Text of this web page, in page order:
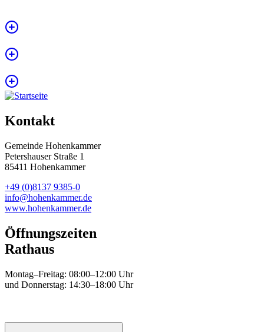
Kontakt
Gemeinde Hohenkammer
Petershauser Straße 1
85411 Hohenkammer
+49 (0)8137 9385-0
info@hohenkammer.de
www.hohenkammer.de
Öffnungszeiten
Rathaus
Montag–Freitag: 08:00–12:00 Uhr
und Donnerstag: 14:30–18:00 Uhr